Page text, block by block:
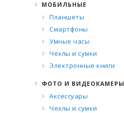
МОБИЛЬНЫЕ
Планшеты
Смартфоны
Умные часы
Чехлы и сумки
Электронные книги
ФОТО И ВИДЕОКАМЕРЫ
Аксессуары
Чехлы и сумки